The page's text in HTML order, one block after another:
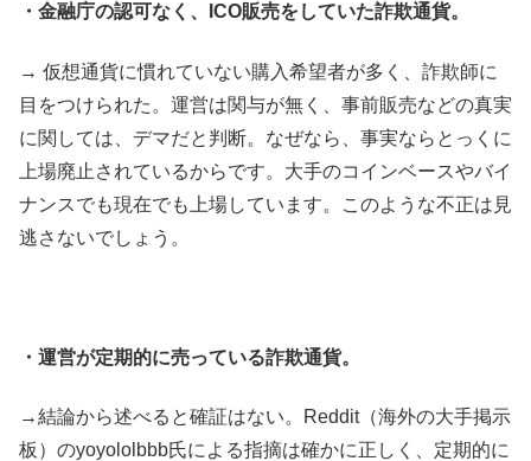
・金融庁の認可なく、ICO販売をしていた詐欺通貨。
→ 仮想通貨に慣れていない購入希望者が多く、詐欺師に
目をつけられた。運営は関与が無く、事前販売などの真実
に関しては、デマだと判断。なぜなら、事実ならとっくに
上場廃止されているからです。大手のコインベースやバイ
ナンスでも現在でも上場しています。このような不正は見
逃さないでしょう。
・運営が定期的に売っている詐欺通貨。
→結論から述べると確証はない。Reddit（海外の大手掲示
板）のyoyololbbb氏による指摘は確かに正しく、定期的に